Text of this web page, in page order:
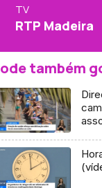
TV
RTP Madeira
também